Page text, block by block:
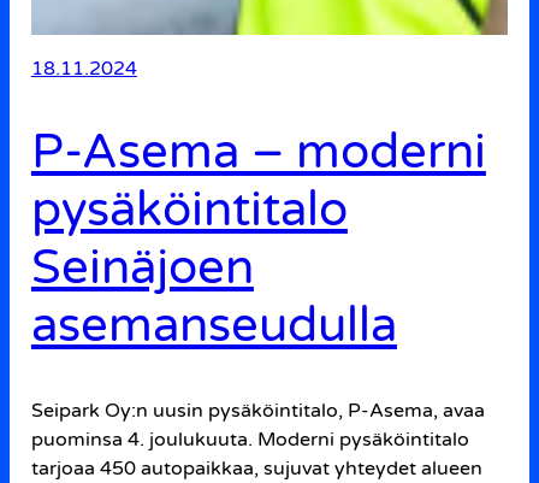
18.11.2024
P-Asema – moderni
pysäköintitalo
Seinäjoen
asemanseudulla
Seipark Oy:n uusin pysäköintitalo, P-Asema, avaa
puominsa 4. joulukuuta. Moderni pysäköintitalo
tarjoaa 450 autopaikkaa, sujuvat yhteydet alueen